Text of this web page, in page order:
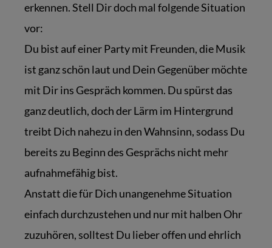
erkennen. Stell Dir doch mal folgende Situation
vor:
Du bist auf einer Party mit Freunden, die Musik
ist ganz schön laut und Dein Gegenüber möchte
mit Dir ins Gespräch kommen. Du spürst das
ganz deutlich, doch der Lärm im Hintergrund
treibt Dich nahezu in den Wahnsinn, sodass Du
bereits zu Beginn des Gesprächs nicht mehr
aufnahmefähig bist.
Anstatt die für Dich unangenehme Situation
einfach durchzustehen und nur mit halben Ohr
zuzuhören, solltest Du lieber offen und ehrlich